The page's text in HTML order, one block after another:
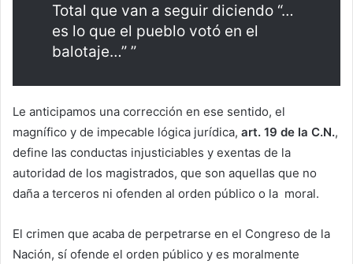
Total que van a seguir diciendo “…
es lo que el pueblo votó en el
balotaje…” ”
Le anticipamos una corrección en ese sentido, el
magnífico y de impecable lógica jurídica, art. 19 de la C.N.,
define las conductas injusticiables y exentas de la
autoridad de los magistrados, que son aquellas que no
daña a terceros ni ofenden al orden público o la moral.
El crimen que acaba de perpetrarse en el Congreso de la
Nación, sí ofende el orden público y es moralmente